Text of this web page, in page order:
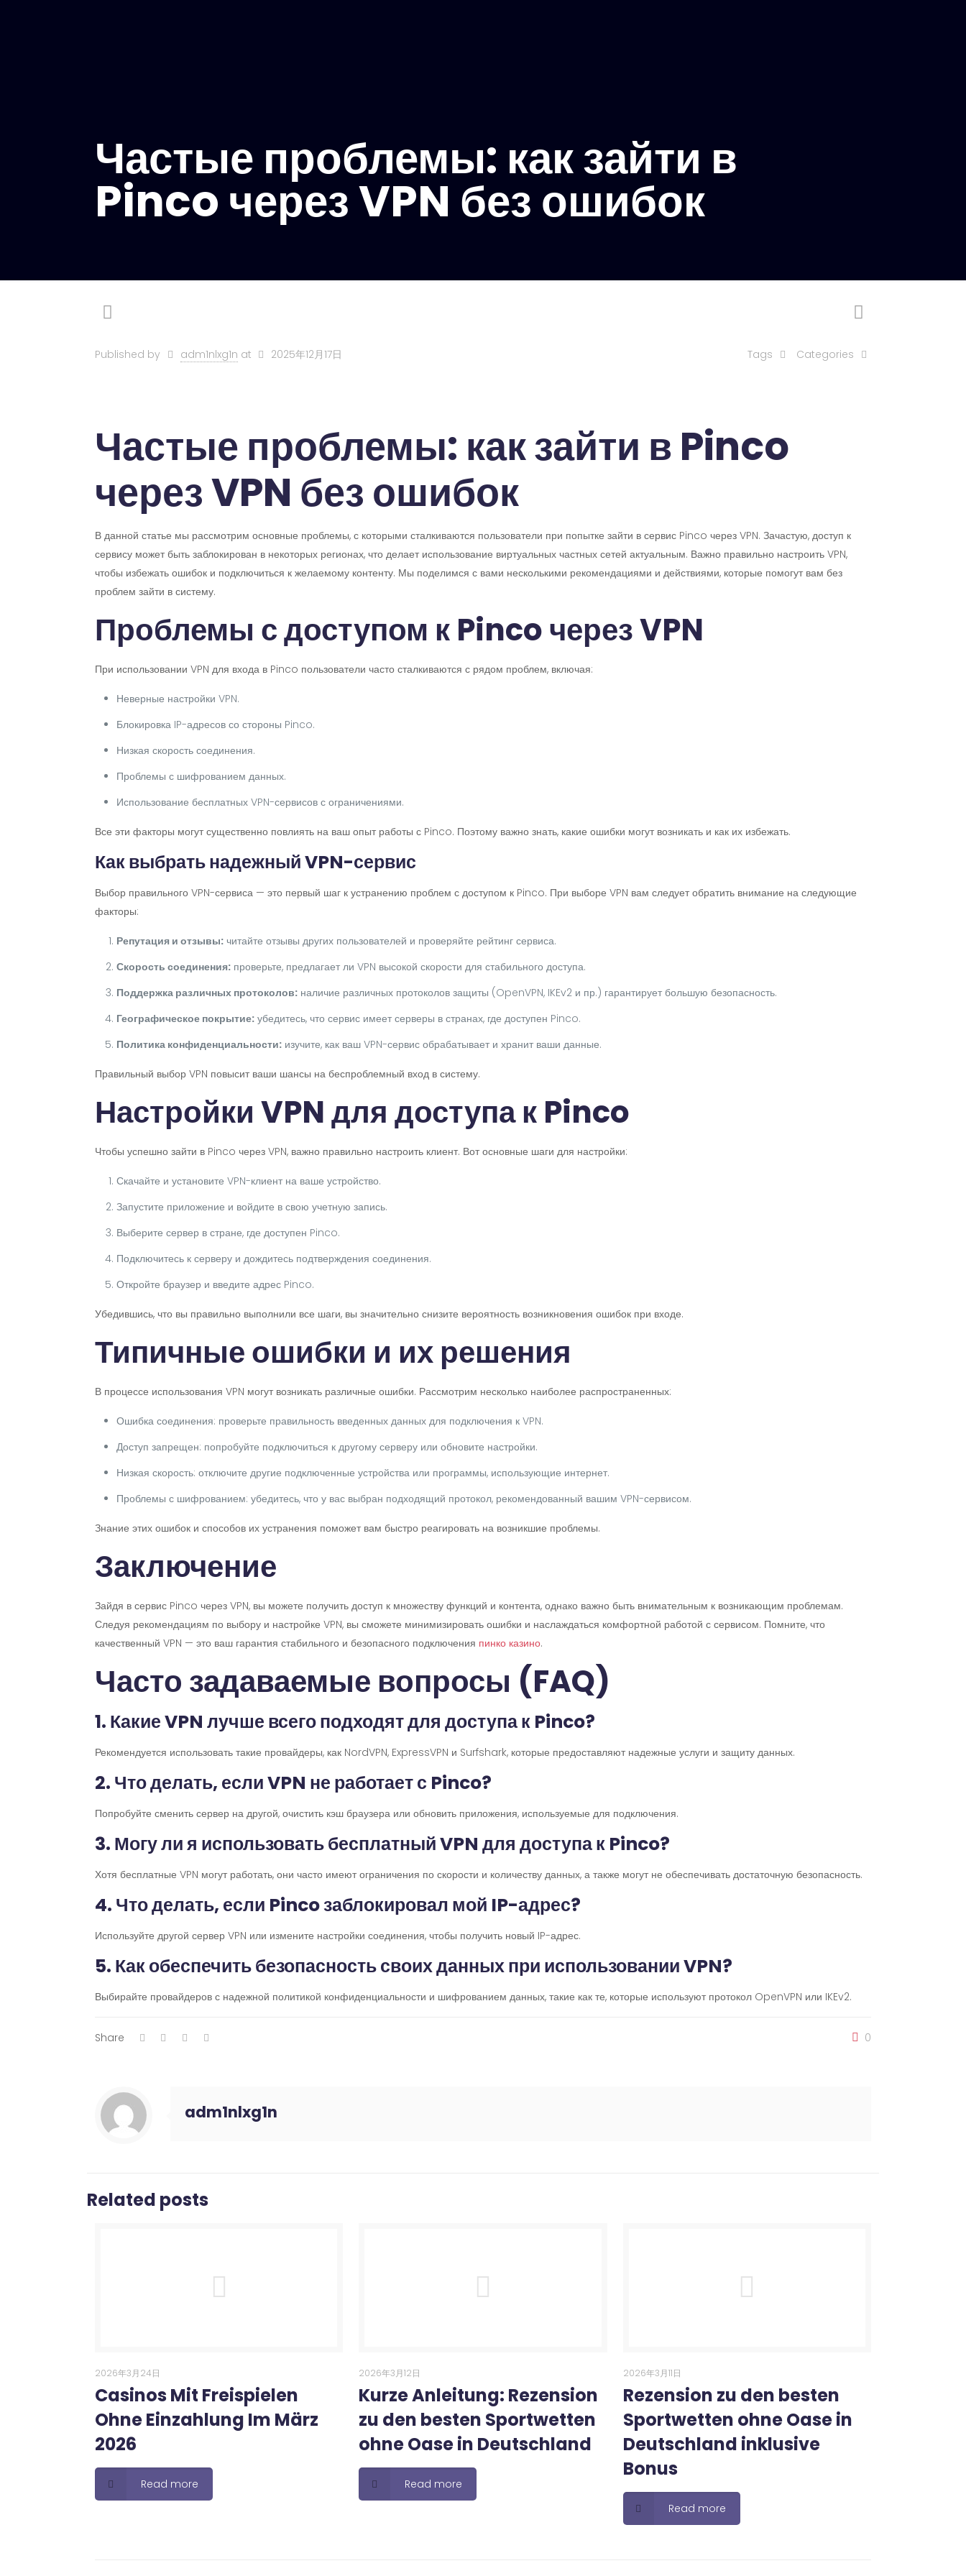
Частые проблемы: как зайти в
Pinco через VPN без ошибок
Published by adm1nlxg1n at 2025年12月17日 Categories
Tags
Частые проблемы: как зайти в Pinco
через VPN без ошибок
В данной статье мы рассмотрим основные проблемы, с которыми сталкиваются пользователи при попытке зайти в сервис Pinco через VPN. Зачастую, доступ к
сервису может быть заблокирован в некоторых регионах, что делает использование виртуальных частных сетей актуальным. Важно правильно настроить VPN,
чтобы избежать ошибок и подключиться к желаемому контенту. Мы поделимся с вами несколькими рекомендациями и действиями, которые помогут вам без
проблем зайти в систему.
Проблемы с доступом к Pinco через VPN
При использовании VPN для входа в Pinco пользователи часто сталкиваются с рядом проблем, включая:
Неверные настройки VPN.
Блокировка IP-адресов со стороны Pinco.
Низкая скорость соединения.
Проблемы с шифрованием данных.
Использование бесплатных VPN-сервисов с ограничениями.
Все эти факторы могут существенно повлиять на ваш опыт работы с Pinco. Поэтому важно знать, какие ошибки могут возникать и как их избежать.
Как выбрать надежный VPN-сервис
Выбор правильного VPN-сервиса — это первый шаг к устранению проблем с доступом к Pinco. При выборе VPN вам следует обратить внимание на следующие
факторы:
Репутация и отзывы: читайте отзывы других пользователей и проверяйте рейтинг сервиса.
Скорость соединения: проверьте, предлагает ли VPN высокой скорости для стабильного доступа.
Поддержка различных протоколов: наличие различных протоколов защиты (OpenVPN, IKEv2 и пр.) гарантирует большую безопасность.
Географическое покрытие: убедитесь, что сервис имеет серверы в странах, где доступен Pinco.
Политика конфиденциальности: изучите, как ваш VPN-сервис обрабатывает и хранит ваши данные.
Правильный выбор VPN повысит ваши шансы на беспроблемный вход в систему.
Настройки VPN для доступа к Pinco
Чтобы успешно зайти в Pinco через VPN, важно правильно настроить клиент. Вот основные шаги для настройки:
Скачайте и установите VPN-клиент на ваше устройство.
Запустите приложение и войдите в свою учетную запись.
Выберите сервер в стране, где доступен Pinco.
Подключитесь к серверу и дождитесь подтверждения соединения.
Откройте браузер и введите адрес Pinco.
Убедившись, что вы правильно выполнили все шаги, вы значительно снизите вероятность возникновения ошибок при входе.
Типичные ошибки и их решения
В процессе использования VPN могут возникать различные ошибки. Рассмотрим несколько наиболее распространенных:
Ошибка соединения: проверьте правильность введенных данных для подключения к VPN.
Доступ запрещен: попробуйте подключиться к другому серверу или обновите настройки.
Низкая скорость: отключите другие подключенные устройства или программы, использующие интернет.
Проблемы с шифрованием: убедитесь, что у вас выбран подходящий протокол, рекомендованный вашим VPN-сервисом.
Знание этих ошибок и способов их устранения поможет вам быстро реагировать на возникшие проблемы.
Заключение
Зайдя в сервис Pinco через VPN, вы можете получить доступ к множеству функций и контента, однако важно быть внимательным к возникающим проблемам.
Следуя рекомендациям по выбору и настройке VPN, вы сможете минимизировать ошибки и наслаждаться комфортной работой с сервисом. Помните, что
качественный VPN — это ваш гарантия стабильного и безопасного подключения пинко казино.
Часто задаваемые вопросы (FAQ)
1. Какие VPN лучше всего подходят для доступа к Pinco?
Рекомендуется использовать такие провайдеры, как NordVPN, ExpressVPN и Surfshark, которые предоставляют надежные услуги и защиту данных.
2. Что делать, если VPN не работает с Pinco?
Попробуйте сменить сервер на другой, очистить кэш браузера или обновить приложения, используемые для подключения.
3. Могу ли я использовать бесплатный VPN для доступа к Pinco?
Хотя бесплатные VPN могут работать, они часто имеют ограничения по скорости и количеству данных, а также могут не обеспечивать достаточную безопасность.
4. Что делать, если Pinco заблокировал мой IP-адрес?
Используйте другой сервер VPN или измените настройки соединения, чтобы получить новый IP-адрес.
5. Как обеспечить безопасность своих данных при использовании VPN?
Выбирайте провайдеров с надежной политикой конфиденциальности и шифрованием данных, такие как те, которые используют протокол OpenVPN или IKEv2.
Share 0
adm1nlxg1n
Related posts
2026年3月24日
Casinos Mit Freispielen
Ohne Einzahlung Im März
2026
Read more
2026年3月12日
Kurze Anleitung: Rezension
zu den besten Sportwetten
ohne Oase in Deutschland
Read more
2026年3月11日
Rezension zu den besten
Sportwetten ohne Oase in
Deutschland inklusive
Bonus
Read more